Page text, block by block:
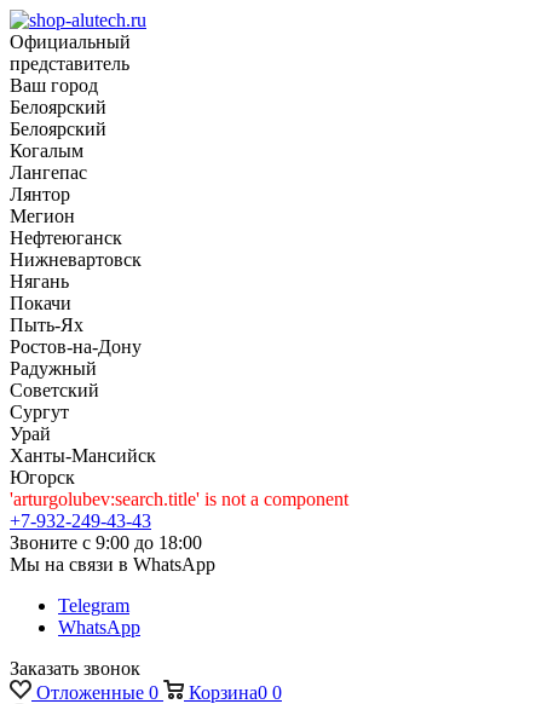
Официальный
представитель
Ваш город
Белоярский
Белоярский
Когалым
Лангепас
Лянтор
Мегион
Нефтеюганск
Нижневартовск
Нягань
Покачи
Пыть-Ях
Рoстов-на-Дону
Радужный
Советский
Сургут
Урай
Ханты-Мансийск
Югорск
'arturgolubev:search.title' is not a component
+7-932-249-43-43
Звоните с 9:00 до 18:00
Мы на связи в WhatsApp
Telegram
WhatsApp
Заказать звонок
Отложенные 0 Корзина0 0